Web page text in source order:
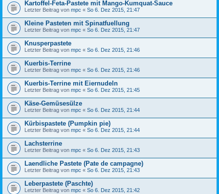
Kartoffel-Feta-Pastete mit Mango-Kumquat-Sauce
Letzter Beitrag von mpc « So 6. Dez 2015, 21:47
Kleine Pasteten mit Spinatfuellung
Letzter Beitrag von mpc « So 6. Dez 2015, 21:47
Knusperpastete
Letzter Beitrag von mpc « So 6. Dez 2015, 21:46
Kuerbis-Terrine
Letzter Beitrag von mpc « So 6. Dez 2015, 21:46
Kuerbis-Terrine mit Eiernudeln
Letzter Beitrag von mpc « So 6. Dez 2015, 21:45
Käse-Gemüsesülze
Letzter Beitrag von mpc « So 6. Dez 2015, 21:44
Kürbispastete (Pumpkin pie)
Letzter Beitrag von mpc « So 6. Dez 2015, 21:44
Lachsterrine
Letzter Beitrag von mpc « So 6. Dez 2015, 21:43
Laendliche Pastete (Pate de campagne)
Letzter Beitrag von mpc « So 6. Dez 2015, 21:43
Leberpastete (Paschte)
Letzter Beitrag von mpc « So 6. Dez 2015, 21:42